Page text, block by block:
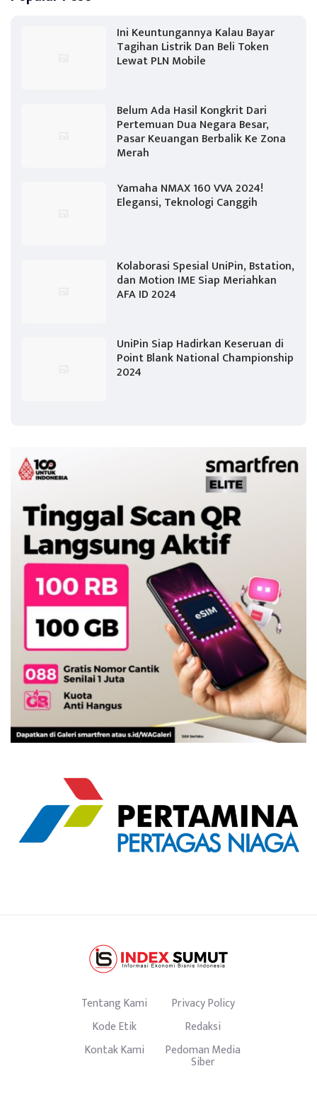
Ini Keuntungannya Kalau Bayar
Tagihan Listrik Dan Beli Token
Lewat PLN Mobile
Belum Ada Hasil Kongkrit Dari
Pertemuan Dua Negara Besar,
Pasar Keuangan Berbalik Ke Zona
Merah
Yamaha NMAX 160 VVA 2024!
Elegansi, Teknologi Canggih
Kolaborasi Spesial UniPin, Bstation,
dan Motion IME Siap Meriahkan
AFA ID 2024
UniPin Siap Hadirkan Keseruan di
Point Blank National Championship
2024
Tentang Kami
Privacy Policy
Kode Etik
Redaksi
Kontak Kami
Pedoman Media
Siber